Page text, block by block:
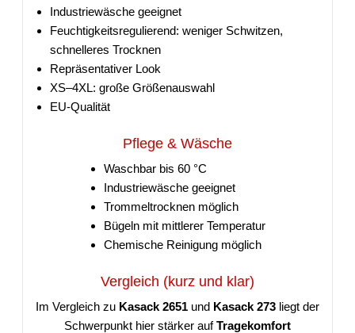
Industriewäsche geeignet
Feuchtigkeitsregulierend: weniger Schwitzen,
schnelleres Trocknen
Repräsentativer Look
XS–4XL: große Größenauswahl
EU-Qualität
Pflege & Wäsche
Waschbar bis 60 °C
Industriewäsche geeignet
Trommeltrocknen möglich
Bügeln mit mittlerer Temperatur
Chemische Reinigung möglich
Vergleich (kurz und klar)
Im Vergleich zu Kasack 2651 und Kasack 273 liegt der
Schwerpunkt hier stärker aufTragekomfort